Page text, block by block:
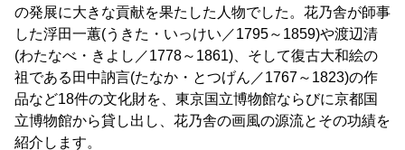
の発展に大きな貢献を果たした人物でした。花乃舎が師事
した浮田一蕙(うきた・いっけい／1795～1859)や渡辺清
(わたなべ・きよし／1778～1861)、そして復古大和絵の
祖である田中訥言(たなか・とつげん／1767～1823)の作
品など18件の文化財を、東京国立博物館ならびに京都国
立博物館から貸し出し、花乃舎の画風の源流とその功績を
紹介します。